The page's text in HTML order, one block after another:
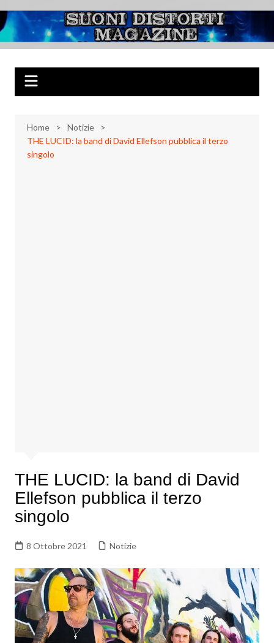
al
contenuto
Suoni Distorti
Magazine
Musica Rock, Metal, Punk e varie sonorità alternative
Home
Notizie
THE LUCID: la band di David Ellefson pubblica il terzo
singolo
THE LUCID: la band di David
Ellefson pubblica il terzo
singolo
8 Ottobre 2021 Notizie